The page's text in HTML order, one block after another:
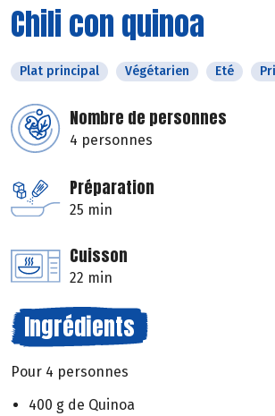
Chili con quinoa
Plat principal Végétarien Eté
Nombre de personnes
4 personnes
Préparation
25 min
Cuisson
22 min
Ingrédients
Pour 4 personnes
400 g de Quinoa